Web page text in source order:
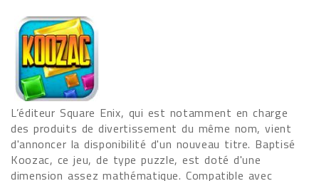
L’éditeur Square Enix, qui est notamment en charge
des produits de divertissement du même nom, vient
d'annoncer la disponibilité d'un nouveau titre. Baptisé
Koozac, ce jeu, de type puzzle, est doté d'une
dimension assez mathématique. Compatible avec